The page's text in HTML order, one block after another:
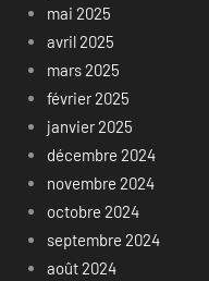
mai 2025
avril 2025
mars 2025
février 2025
janvier 2025
décembre 2024
novembre 2024
octobre 2024
septembre 2024
août 2024